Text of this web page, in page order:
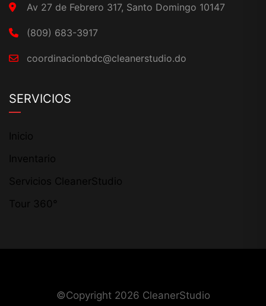
Av 27 de Febrero 317, Santo Domingo 10147
(809) 683-3917
coordinacionbdc@cleanerstudio.do
SERVICIOS
Inicio
Inventario
Servicios CleanerStudio
Tour 360°
©Copyright 2026 CleanerStudio